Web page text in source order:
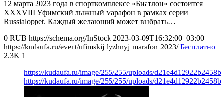
12 марта 2023 года в спорткомплексе «Биатлон» состоится
XXXVIII Уфимский лыжный марафон в рамках серии
Russialoppet. Каждый желающий может выбрать…
0 RUB https://schema.org/InStock 2023-03-09T16:32:00+03:00
https://kudaufa.ru/event/ufimskij-lyzhnyj-marafon-2023/ Бесплатно
2.3K 1
https://kudaufa.ru/image/255/255/uploads/
https://kudaufa.ru/image/255/255/uploads/